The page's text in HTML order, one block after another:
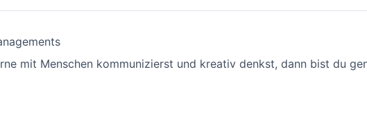
mit Menschen kommunizierst und kreativ denkst, dann bist du